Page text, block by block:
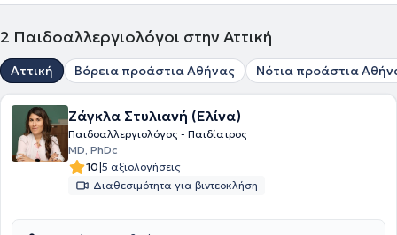
2 Παιδοαλλεργιολόγοι στην Αττική
Αττική Βόρεια προάστια Αθήνας Νότια προάστια
Ζάγκλα Στυλιανή (Ελίνα)
Παιδοαλλεργιολόγος - Παιδίατρος
MD, PhDc
10|5 αξιολογήσεις
Διαθεσιμότητα για βιντεοκλήση